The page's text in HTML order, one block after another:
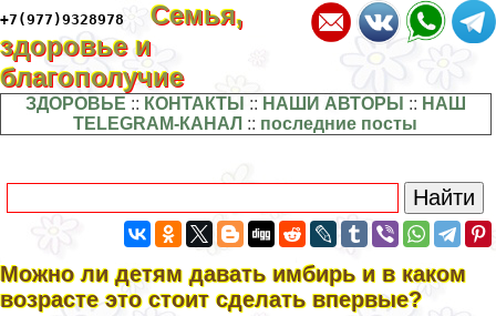
+7(977)9328978
Семья,
здоровье и
благополучие
ЗДОРОВЬЕ :: КОНТАКТЫ :: НАШИ АВТОРЫ :: НАШ
TELEGRAM-КАНАЛ :: последние посты
Можно ли детям давать имбирь и в каком
возрасте это стоит сделать впервые?